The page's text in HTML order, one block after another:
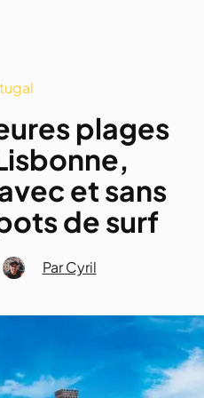
plages
et sans
de surf
Par Cyril